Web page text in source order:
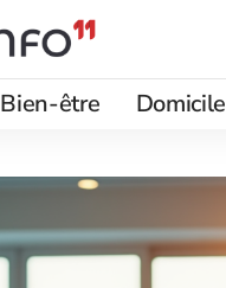
Bien-être Domicile